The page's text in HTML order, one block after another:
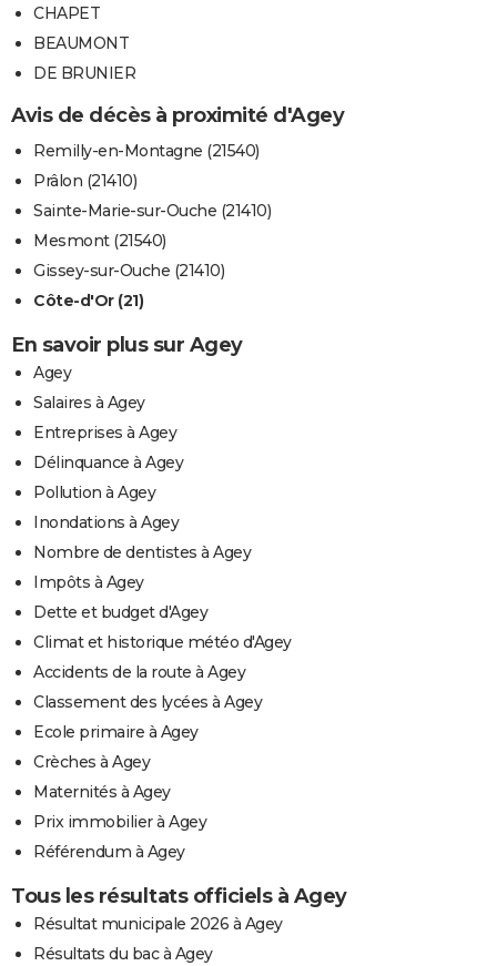
CHAPET
BEAUMONT
DE BRUNIER
Avis de décès à proximité d'Agey
Remilly-en-Montagne (21540)
Prâlon (21410)
Sainte-Marie-sur-Ouche (21410)
Mesmont (21540)
Gissey-sur-Ouche (21410)
Côte-d'Or (21)
En savoir plus sur Agey
Agey
Salaires à Agey
Entreprises à Agey
Délinquance à Agey
Pollution à Agey
Inondations à Agey
Nombre de dentistes à Agey
Impôts à Agey
Dette et budget d'Agey
Climat et historique météo d'Agey
Accidents de la route à Agey
Classement des lycées à Agey
Ecole primaire à Agey
Crèches à Agey
Maternités à Agey
Prix immobilier à Agey
Référendum à Agey
Tous les résultats officiels à Agey
Résultat municipale 2026 à Agey
Résultats du bac à Agey